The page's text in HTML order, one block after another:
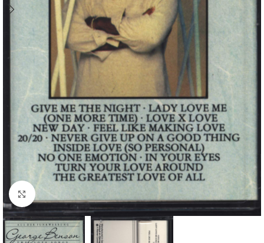
Klick zum Vergrößern